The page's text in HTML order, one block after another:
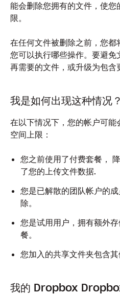
能会删除您拥有的文件，使
限。
在任何文件被删除之前，您
您可以执行哪些操作。要避
再需要的文件，或升级为包含
我是如何出现这种情况？
在以下情况下，您的帐户可
空间上限：
您之前使用了付费套餐，
了您的上传文件数据.
您是已解散的团队帐户的
除。
您是试用用户，拥有额外
餐。
您加入的共享文件夹包含其
我的 Dropbox